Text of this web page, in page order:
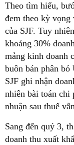
Theo tìm hiểu,
đem theo kỳ vọng
của SJF. Tuy
khoảng 30%
mảng kinh doanh
buôn bán phân
SJF ghi nhận
nhiên bài toán
nhuận sau thuế
Sang đến quý 3,
doanh thu xuất